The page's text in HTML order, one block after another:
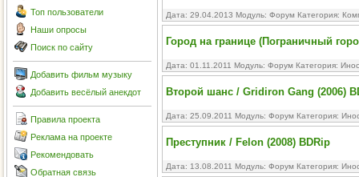
Топ пользователи
Наши опросы
Поиск по сайту
Добавить фильм музыку
Добавить весёлый анекдот
Правила проекта
Реклама на проекте
Рекомендовать
Обратная связь
Дата: 29.04.2013 Модуль: Форум Категория:
Город на границе (Пограничный
Дата: 01.11.2011 Модуль: Форум Категория:
Второй шанс / Gridiron Gang (2006)
Дата: 25.09.2011 Модуль: Форум Категория:
Преступник / Felon (2008) BDRip
Дата: 13.08.2011 Модуль: Форум Категория: